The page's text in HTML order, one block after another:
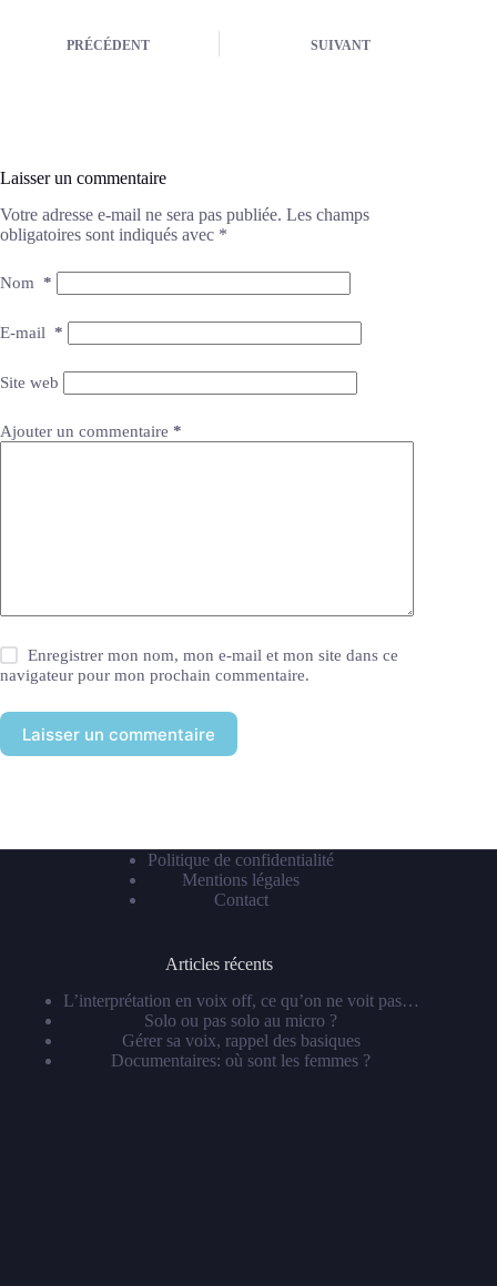
PRÉCÉDENT SUIVANT
Laisser un commentaire
Votre adresse e-mail ne sera pas publiée. Les champs
obligatoires sont indiqués avec *
Nom *
E-mail *
Site web
Ajouter un commentaire *
Enregistrer mon nom, mon e-mail et mon site dans ce
navigateur pour mon prochain commentaire.
Laisser un commentaire
Politique de confidentialité
Mentions légales
Contact
Articles récents
L’interprétation en voix off, ce qu’on ne voit pas…
Solo ou pas solo au micro ?
Gérer sa voix, rappel des basiques
Documentaires: où sont les femmes ?